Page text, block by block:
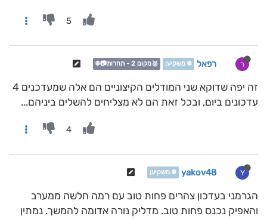
5
ר רפאל ❄️ משקיען 🥈מקום 2 - תחרות📷❄️
זה יפה שדוקא שני המודלים הקיצוניים הם אלה שמעדכנים 4
עדכונים ביום, ובכל זאת הם לא מצליחים להשלים ביניהם...
4
Y
yakov48 ❄️ משקיען
הגרמני בעדכון צהרים פחות טוב עם רמה חלשה ממערב
והאפיק נכנס פחות טוב. מדליק נורה אדומה להמשך. נמתין